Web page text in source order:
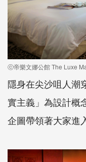
ⓒ帝樂文娜公館 The Luxe
隱身在尖沙咀人潮
實主義」為設計概
企圖帶領著大家進